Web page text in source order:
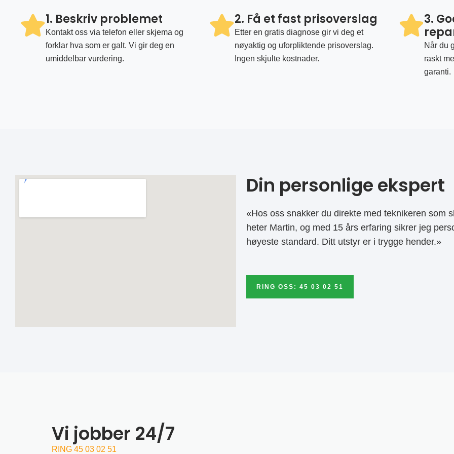
1. Beskriv problemet
Kontakt oss via telefon eller skjema og
forklar hva som er galt. Vi gir deg en
umiddelbar vurdering.
2. Få et fast prisoverslag
Etter en gratis diagnose gir vi deg et
nøyaktig og uforpliktende prisoverslag.
Ingen skjulte kostnader.
3.
Når du
raskt
garanti.
Din personlige ekspert
«Hos oss snakker du direkte med teknikeren som
heter Martin, og med 15 års erfaring sikrer jeg
høyeste standard. Ditt utstyr er i trygge hender.»
RING OSS: 45 03 02 51
Vi jobber 24/7
RING 45 03 02 51